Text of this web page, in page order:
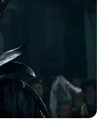
Szilárd